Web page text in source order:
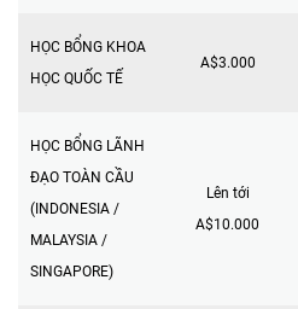
HỌC BỔNG KHOA
HỌC QUỐC TẾ
A$3.000
HỌC BỔNG LÃNH
ĐẠO TOÀN CẦU
(INDONESIA /
MALAYSIA /
SINGAPORE)
Lên tới
A$10.000